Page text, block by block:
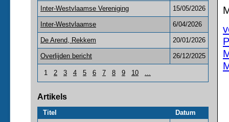
Inter-Westvlaamse Vereniging 15/05/2026
Inter-Westvlaamse 6/04/2026
De Arend, Rekkem 20/01/2026
Overlijden bericht 26/12/2025
1 2 3 4 5 6 7 8 9 10 ...
Artikels
Titel
Datum